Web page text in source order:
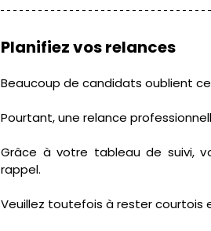
Planifiez vos relances
Beaucoup de candidats oublient
Pourtant, une relance
Grâce à votre tableau de suivi,
rappel.
Veuillez toutefois à rester courtois